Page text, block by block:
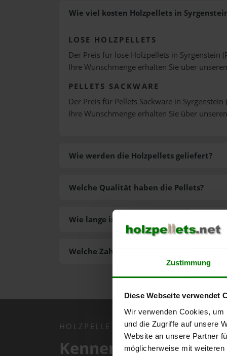
Zustimmung
Diese Webseite verwendet
Wir verwenden Cookies,
und die Zugriffe auf unsere
Website an unsere Partner
möglicherweise mit
Wie viel kosten Holzpellets in
LOSE HOLZPELLETS
Der Preis für lose Holzpellets in Syrgenstein
Ihre Wunschmenge erhalten Sie über unseren
PELLETS SACKWARE
Der Preis für Pellets Sackware in
Ihre Wunschmenge erhalten Sie über unseren
Wie werden die Holzpellets geliefert?
Welche Zahlungsarten gibt es?
Welche Qualität haben die Pellets?
Wie lange ist die Lieferzeit der Pellets?
HOLZPELLETS.NET APP
Kennen Sie schon